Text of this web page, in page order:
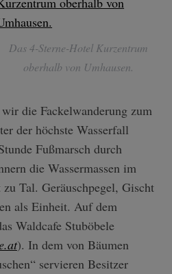
Das 4-Sterne-Hotel Kurzentrum
oberhalb von Umhausen.
die Fackelwanderung zum
der höchste Wasserfall
Fußmarsch durch
die Wassermassen im
Tal. Geräuschpegel, Gischt
als Einheit. Auf dem
Waldcafe Stuböbele
). In dem von Bäumen
servieren Besitzer